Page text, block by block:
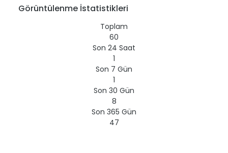
Görüntülenme İstatistikleri
Toplam
60
Son 24 Saat
1
Son 7 Gün
1
Son 30 Gün
8
Son 365 Gün
47